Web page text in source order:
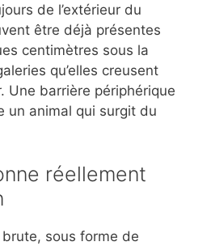
de l’extérieur du
être déjà présentes
centimètres sous la
qu’elles creusent
Une barrière périphérique
un animal qui surgit du
réellement
sous forme de